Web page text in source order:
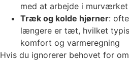
med at arbejde i murværket
Træk og kolde hjørner:
længere er tæt, hvilket
komfort og varmeregning
Hvis du ignorerer behovet for